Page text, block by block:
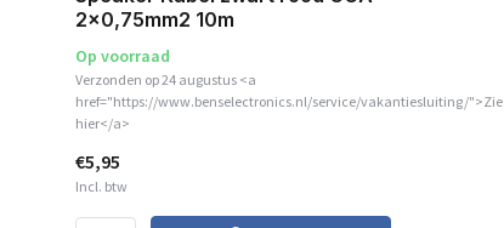
2x0,75mm2 10m
Op voorraad
Verzonden op 24 augustus <a
href="https://www.benselectronics.nl/service/vakantiesluiting/">Zie
hier</a>
€5,95
Incl. btw